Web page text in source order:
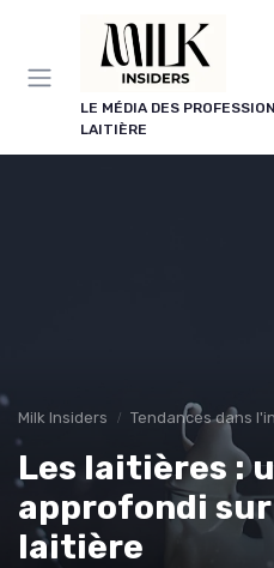
LE MÉDIA DES
LAITIÈRE
Milk Insiders Tendances dans l'industrie des
Les laitières :
approfondi
laitière